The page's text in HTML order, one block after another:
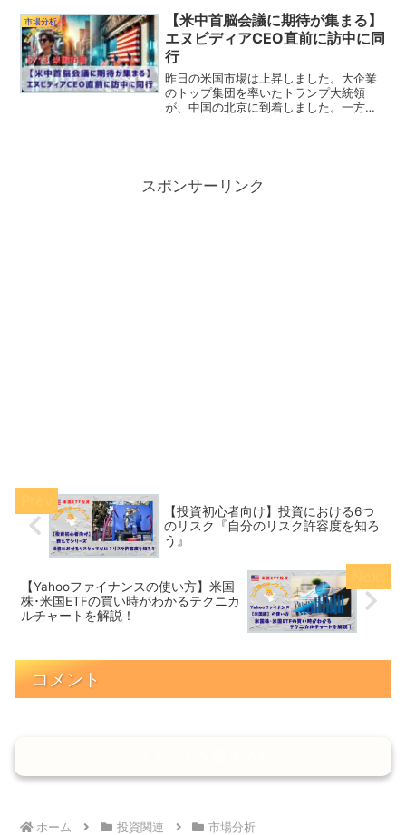
るみなさん、いつもありがとうございま
す。）こここんにち...
市場分析
【米中首脳会議に期待が集まる】
エヌビディアCEO直前に訪中に同
行
昨日の米国市場は上昇しました。大企業
のトップ集団を率いたトランプ大統領
が、中国の北京に到着しました。一方
スポンサーリンク
【投資初心者向け】投資における6つ
のリスク『自分のリスク許容度を知ろ
う』
【Yahooファイナンスの使い方】米国
株･米国ETFの買い時がわかるテクニカ
ルチャートを解説！
コメント
ホーム 投資関連 市場分析